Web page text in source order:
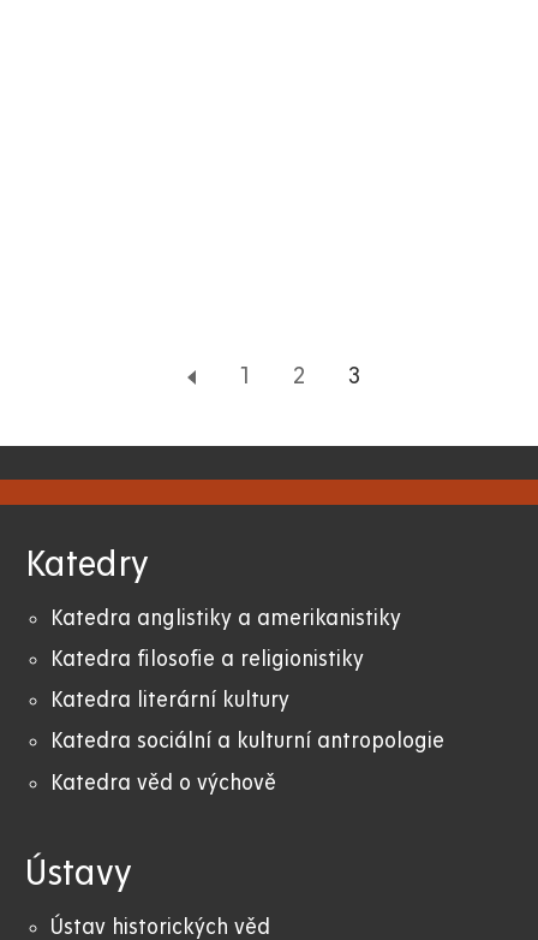
Page
1 Page
2
Aktuální
3
Katedry
Katedra anglistiky a amerikanistiky
Katedra filosofie a religionistiky
Katedra literární kultury
Katedra sociální a kulturní antropologie
Katedra věd o výchově
Ústavy
Ústav historických věd